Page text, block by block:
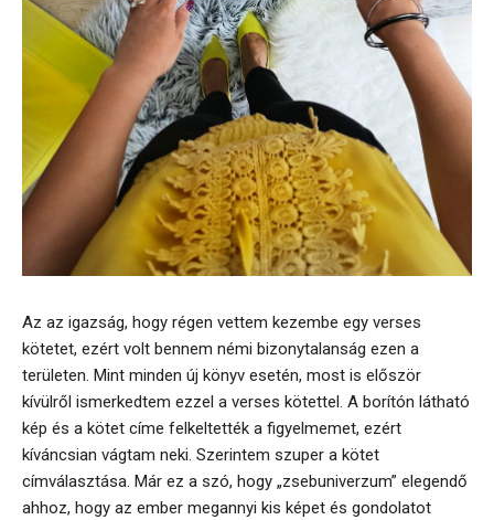
Az az igazság, hogy régen vettem kezembe egy verses
kötetet, ezért volt bennem némi bizonytalanság ezen a
területen. Mint minden új könyv esetén, most is először
kívülről ismerkedtem ezzel a verses kötettel. A borítón látható
kép és a kötet címe felkeltették a figyelmemet, ezért
kíváncsian vágtam neki. Szerintem szuper a kötet
címválasztása. Már ez a szó, hogy „zsebuniverzum” elegendő
ahhoz, hogy az ember megannyi kis képet és gondolatot